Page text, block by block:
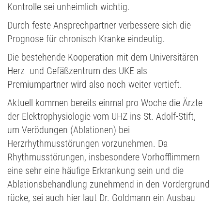
Kontrolle sei unheimlich wichtig.
Durch feste Ansprechpartner verbessere sich die
Prognose für chronisch Kranke eindeutig.
Die bestehende Kooperation mit dem Universitären
Herz- und Gefäßzentrum des UKE als
Premiumpartner wird also noch weiter vertieft.
Aktuell kommen bereits einmal pro Woche die Ärzte
der Elektrophysiologie vom UHZ ins St. Adolf-Stift,
um Verödungen (Ablationen) bei
Herzrhythmusstörungen vorzunehmen. Da
Rhythmusstörungen, insbesondere Vorhofflimmern
eine sehr eine häufige Erkrankung sein und die
Ablationsbehandlung zunehmend in den Vordergrund
rücke, sei auch hier laut Dr. Goldmann ein Ausbau